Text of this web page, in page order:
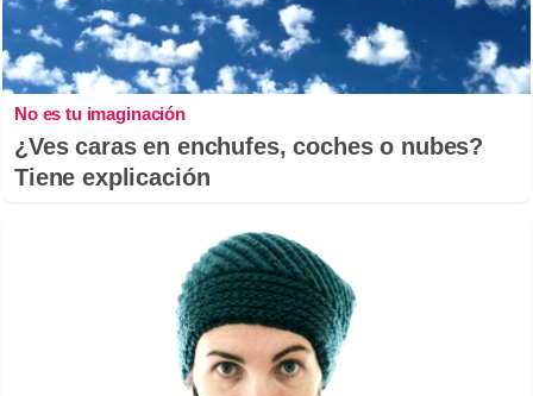
No es tu imaginación
¿Ves caras en enchufes, coches o nubes?
Tiene explicación